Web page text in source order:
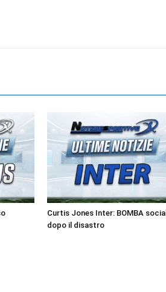
Curtis Jones Inter: BOMBA social
dopo il disastro